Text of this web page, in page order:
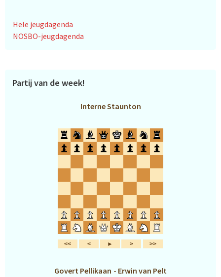
Hele jeugdagenda
NOSBO-jeugdagenda
Partij van de week!
Interne Staunton
Govert Pellikaan - Erwin van Pelt